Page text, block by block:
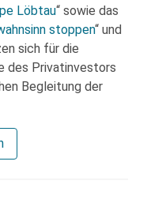
Löbtau“ sowie das
stoppen“ und
sich für die
des Privatinvestors
Begleitung der